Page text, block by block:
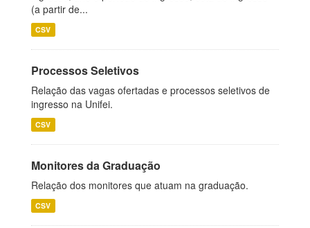
(a partir de...
CSV
Processos Seletivos
Relação das vagas ofertadas e processos seletivos de
ingresso na Unifei.
CSV
Monitores da Graduação
Relação dos monitores que atuam na graduação.
CSV